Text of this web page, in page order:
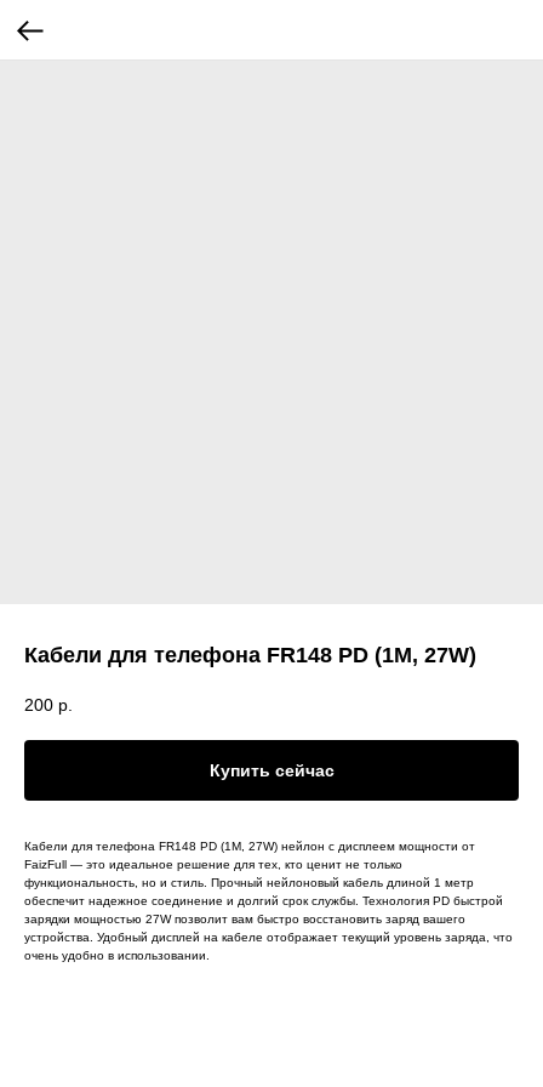
Кабели для телефона FR148 PD (1M, 27W)
200 р.
Купить сейчас
Кабели для телефона FR148 PD (1M, 27W) нейлон c дисплеем мощности от
FaizFull — это идеальное решение для тех, кто ценит не только
функциональность, но и стиль. Прочный нейлоновый кабель длиной 1 метр
обеспечит надежное соединение и долгий срок службы. Технология PD быстрой
зарядки мощностью 27W позволит вам быстро восстановить заряд вашего
устройства. Удобный дисплей на кабеле отображает текущий уровень заряда, что
очень удобно в использовании.